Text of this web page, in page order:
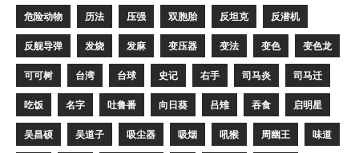
危险动物 历法 压强 双胞胎 反坦克 反潜机
反舰导弹 发烧 发麻 变压器 变法 变色 变色龙
可可树 台湾 台球 史记 右手 司马炎 司马迁
吃饭 名字 吐鲁番 向日葵 吕雉 吞食 启明星
吴昌硕 吴道子 吸尘器 吸烟 吼猴 周幽王 味道